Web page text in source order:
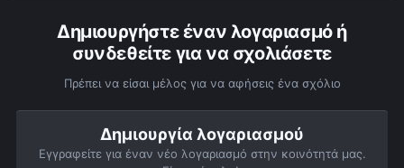
Δημιουργήστε έναν λογαριασμό ή
συνδεθείτε για να σχολιάσετε
Πρέπει να είσαι μέλος για να αφήσεις ένα σχόλιο
Δημιουργία λογαριασμού
Εγγραφείτε για έναν νέο λογαριασμό στην κοινότητά μας.